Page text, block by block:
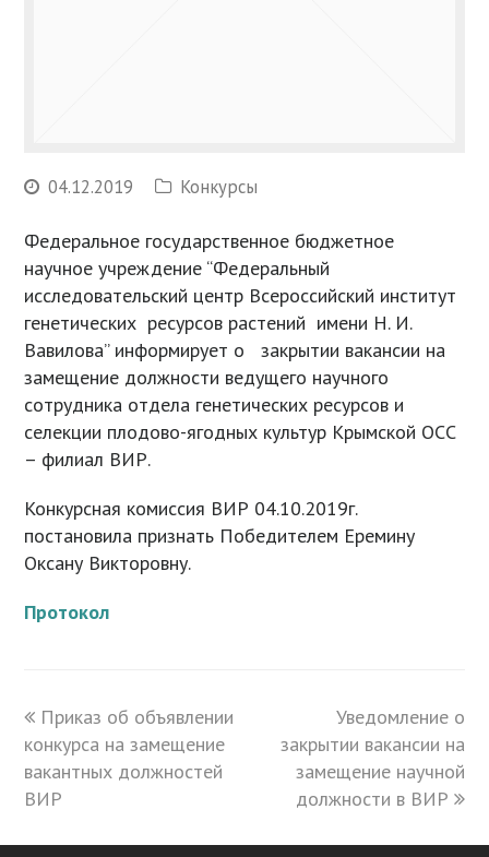
04.12.2019 Конкурсы
Федеральное государственное бюджетное
научное учреждение “Федеральный
исследовательский центр Всероссийский институт
генетических ресурсов растений имени Н. И.
Вавилова” информирует о закрытии вакансии на
замещение должности ведущего научного
сотрудника отдела генетических ресурсов и
селекции плодово-ягодных культур Крымской ОСС
– филиал ВИР.
Конкурсная комиссия ВИР 04.10.2019г.
постановила признать Победителем Еремину
Оксану Викторовну.
Протокол
previous
post:
Приказ об объявлении
конкурса на замещение
вакантных должностей
ВИР
next
post:
Уведомление о
закрытии вакансии на
замещение научной
должности в ВИР